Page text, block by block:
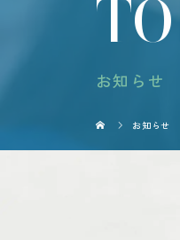
お知らせ
お知らせ